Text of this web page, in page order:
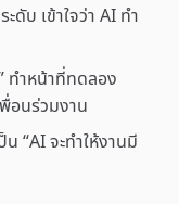
ดับ เข้าใจว่า AI ทำ
ทำหน้าที่ทดลอง
อนร่วมงาน
“AI จะทำให้งานมี